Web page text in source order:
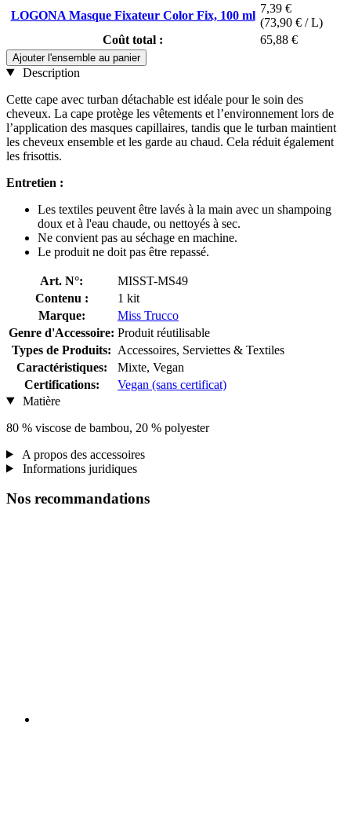
LOGONA Masque Fixateur Color Fix, 100 ml
7,39 €
(73,90 € / L)
Coût total :
65,88 €
Ajouter l'ensemble au panier
Description
Cette cape avec turban détachable est idéale pour le soin des
cheveux. La cape protège les vêtements et l’environnement lors de
l’application des masques capillaires, tandis que le turban maintient
les cheveux ensemble et les garde au chaud. Cela réduit également
les frisottis.
Entretien :
Les textiles peuvent être lavés à la main avec un shampoing
doux et à l'eau chaude, ou nettoyés à sec.
Ne convient pas au séchage en machine.
Le produit ne doit pas être repassé.
Art. N°:
MISST-MS49
Contenu :
1 kit
Marque:
Miss Trucco
Genre d'Accessoire: Produit réutilisable
Types de Produits: Accessoires, Serviettes & Textiles
Caractéristiques:
Mixte, Vegan
Certifications:
Vegan (sans certificat)
Matière
80 % viscose de bambou, 20 % polyester
A propos des accessoires
Informations juridiques
Nos recommandations